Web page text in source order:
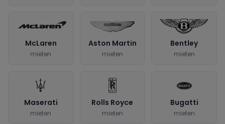
McLaren
mieten
Aston Martin
mieten
Bentley
mieten
Maserati
mieten
Rolls Royce
mieten
Bugatti
mieten